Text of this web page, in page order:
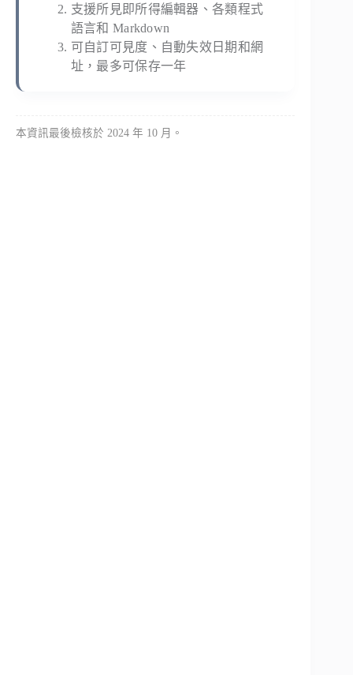
支援所見即所得編輯器、各類程式
語言和 Markdown
可自訂可見度、自動失效日期和網
址，最多可保存一年
本資訊最後檢核於 2024 年 10 月。